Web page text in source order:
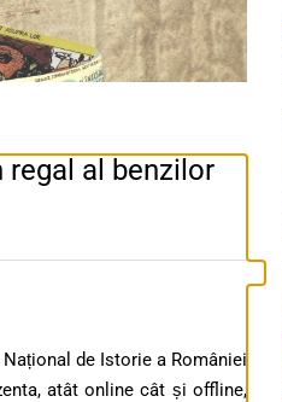
regal al benzilor
de Istorie a României
atât online cât și offline,